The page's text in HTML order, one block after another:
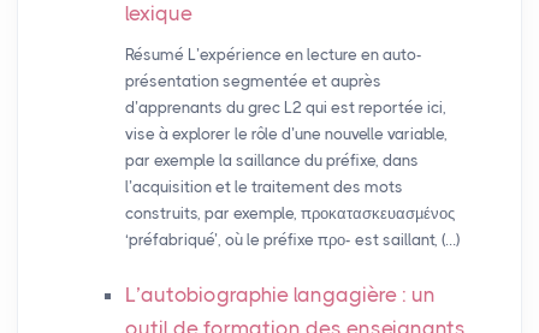
lexique
Résumé L’expérience en lecture en auto-
présentation segmentée et auprès
d’apprenants du grec L2 qui est reportée ici,
vise à explorer le rôle d’une nouvelle variable,
par exemple la saillance du préfixe, dans
l’acquisition et le traitement des mots
construits, par exemple, προκατασκευασμένος
‘préfabriqué’, où le préfixe προ- est saillant, (…)
L’autobiographie langagière : un